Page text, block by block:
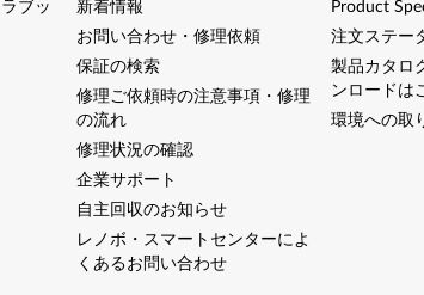
ブッ
新着情報
お問い合わせ・修理依頼
保証の検索
修理ご依頼時の注意事項・修理
の流れ
修理状況の確認
企業サポート
自主回収のお知らせ
レノボ・スマートセンターによ
くあるお問い合わせ
Product
注文ステー
製品カタロ
ンロードは
環境への取